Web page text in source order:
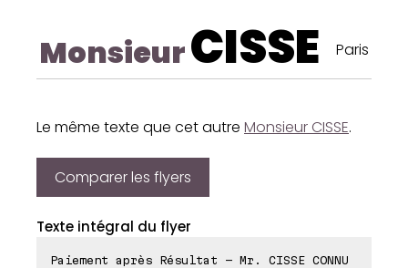
MonsieurCISSE Paris
Le même texte que cet autre Monsieur CISSE.
Comparer les flyers
Texte intégral du flyer
Paiement après Résultat - Mr. CISSE CONNU